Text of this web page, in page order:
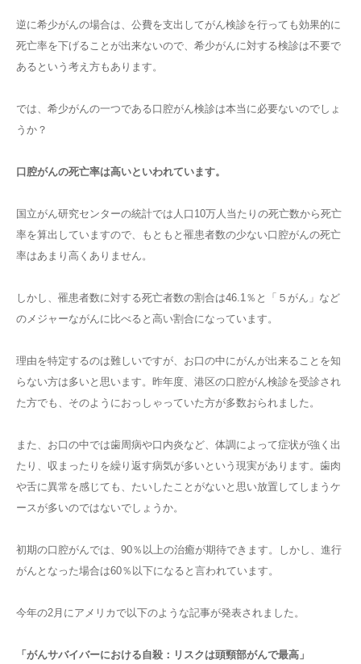
逆に希少がんの場合は、公費を支出してがん検診を行っても効果的に
死亡率を下げることが出来ないので、希少がんに対する検診は不要で
あるという考え方もあります。
では、希少がんの一つである口腔がん検診は本当に必要ないのでしょ
うか？
口腔がんの死亡率は高いといわれています。
国立がん研究センターの統計では人口10万人当たりの死亡数から死亡
率を算出していますので、もともと罹患者数の少ない口腔がんの死亡
率はあまり高くありません。
しかし、罹患者数に対する死亡者数の割合は46.1％と「５がん」など
のメジャーながんに比べると高い割合になっています。
理由を特定するのは難しいですが、お口の中にがんが出来ることを知
らない方は多いと思います。昨年度、港区の口腔がん検診を受診され
た方でも、そのようにおっしゃっていた方が多数おられました。
また、お口の中では歯周病や口内炎など、体調によって症状が強く出
たり、収まったりを繰り返す病気が多いという現実があります。歯肉
や舌に異常を感じても、たいしたことがないと思い放置してしまうケ
ースが多いのではないでしょうか。
初期の口腔がんでは、90％以上の治癒が期待できます。しかし、進行
がんとなった場合は60％以下になると言われています。
今年の2月にアメリカで以下のような記事が発表されました。
「がんサバイバーにおける自殺：リスクは頭頸部がんで最高」